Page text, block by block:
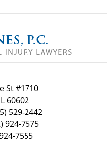
St #1710
IL 60602
529-2442
924-7575
7555